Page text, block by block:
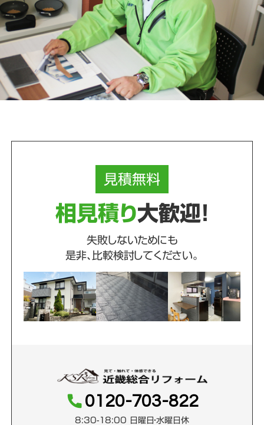
見積無料
相見積り大歓迎！
失敗しないためにも
是非、比較検討してください。
0120-703-822
8:30-18:00 日曜日・水曜日休